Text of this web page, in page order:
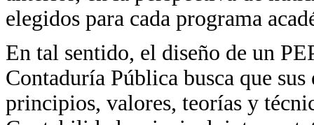
elegidos para cada programa
En tal sentido, el diseño de un
Contaduría Pública busca que
principios, valores, teorías y